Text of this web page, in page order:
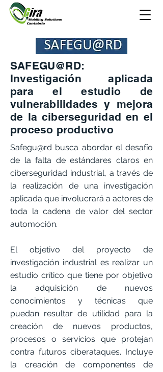
SAFEGU@RD:
Investigación aplicada
para el estudio de
vulnerabilidades y mejora
de la ciberseguridad en el
proceso productivo
Safegu@rd busca abordar el desafío
de la falta de estándares claros en
ciberseguridad industrial, a través de
la realización de una investigación
aplicada que involucrará a actores de
toda la cadena de valor del sector
automoción.
El objetivo del proyecto de
investigación industrial es realizar un
estudio crítico que tiene por objetivo
la adquisición de nuevos
conocimientos y técnicas que
puedan resultar de utilidad para la
creación de nuevos productos,
procesos o servicios que protejan
contra futuros ciberataques. Incluye
la creación de componentes de